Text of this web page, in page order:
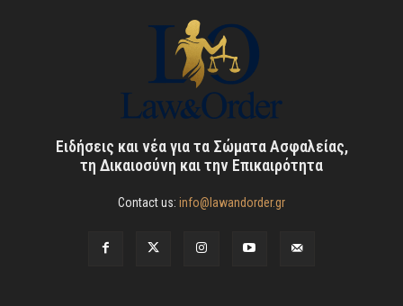
Ειδήσεις και νέα για τα Σώματα Ασφαλείας,
τη Δικαιοσύνη και την Επικαιρότητα
Contact us: info@lawandorder.gr